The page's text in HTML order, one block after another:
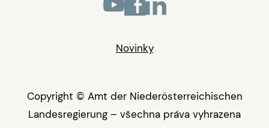
Novinky
Copyright © Amt der Niederösterreichischen
Landesregierung – všechna práva vyhrazena